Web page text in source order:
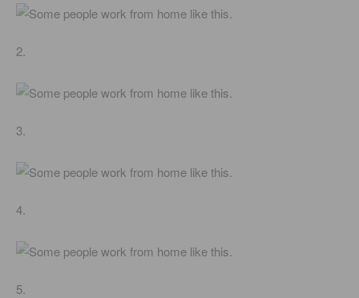
2.
3.
4.
5.